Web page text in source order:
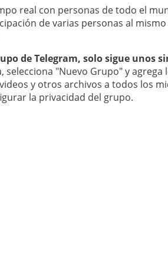
real con personas de todo el
de varias personas al
de Telegram, solo sigue unos
selecciona "Nuevo Grupo" y
y otros archivos a todos los
la privacidad del grupo.